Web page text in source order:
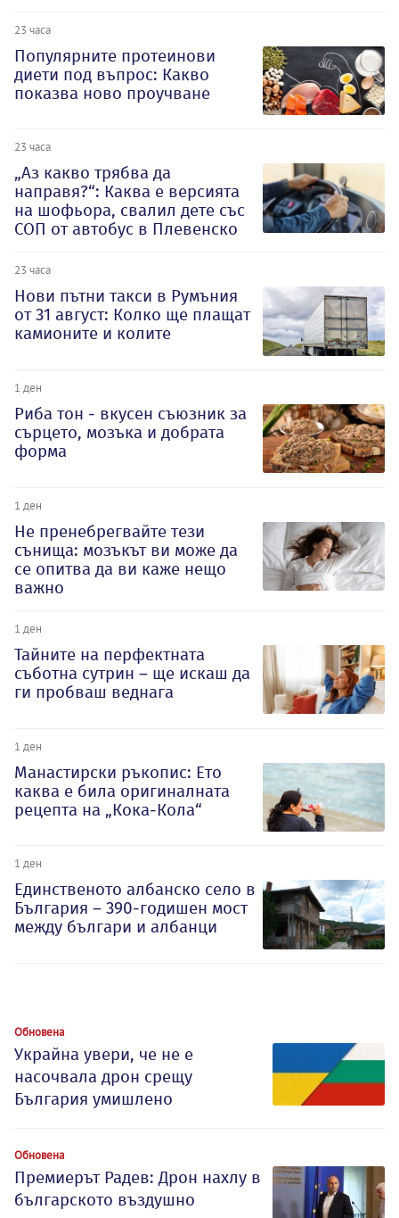
23 часа
Популярните протеинови
диети под въпрос: Какво
показва ново проучване
23 часа
„Аз какво трябва да
направя?“: Каква е версията
на шофьора, свалил дете със
СОП от автобус в Плевенско
23 часа
Нови пътни такси в Румъния
от 31 август: Колко ще плащат
камионите и колите
1 ден
Риба тон - вкусен съюзник за
сърцето, мозъка и добрата
форма
1 ден
Не пренебрегвайте тези
сънища: мозъкът ви може да
се опитва да ви каже нещо
важно
1 ден
Тайните на перфектната
съботна сутрин – ще искаш да
ги пробваш веднага
1 ден
Манастирски ръкопис: Ето
каква е била оригиналната
рецепта на „Кока-Кола“
1 ден
Единственото албанско село в
България – 390-годишен мост
между българи и албанци
Обновена
Украйна увери, че не е
насочвала дрон срещу
България умишлено
Обновена
Премиерът Радев: Дрон нахлу в
българското въздушно